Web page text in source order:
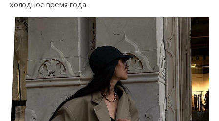
холодное время года.